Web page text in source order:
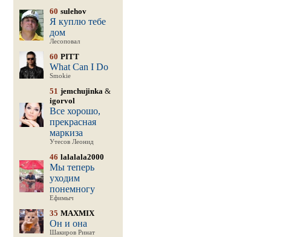
60 sulehov
Я куплю тебе
дом
Лесоповал
60 PITT
What Can I Do
Smokie
51 jemchujinka&
igorvol
Все хорошо,
прекрасная
маркиза
Утесов Леонид
46 lalalala2000
Мы теперь
уходим
понемногу
Ефимыч
35 MAXMIX
Он и она
Шакиров Ринат